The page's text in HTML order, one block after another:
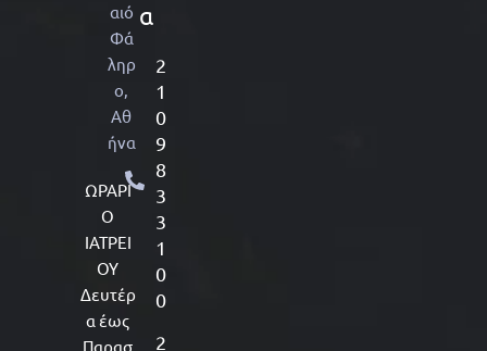
αιό
Φά
ληρ
ο,
Αθ
ήνα
ΩΡΑΡΙ
Ο
ΙΑΤΡΕΙ
ΟΥ
Δευτέρ
α έως
Παρασ
α
2
1
0
9
8
3
3
1
0
0
2